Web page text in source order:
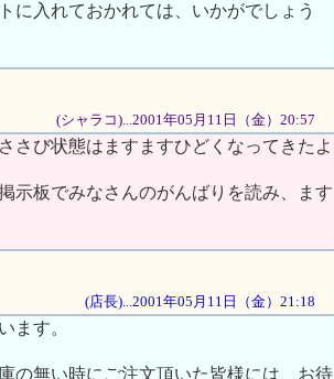
に入れておかれては、いかがでしょう
(シャラコ)...2001年05月11日（金）20:57
さび状態はますますひどくなってきたよ
示板でみなさんのがんばりを読み、ます
(店長)...2001年05月11日（金）21:18
ます。
の無い時にご注文頂いた皆様には、お待